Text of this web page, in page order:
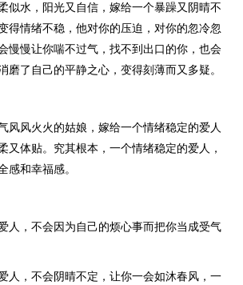
似水，阳光又自信，嫁给一个暴躁又阴晴不
得情绪不稳，他对你的压迫，对你的忽冷忽
慢慢让你喘不过气，找不到出口的你，也会
磨了自己的平静之心，变得刻薄而又多疑。
风风火火的姑娘，嫁给一个情绪稳定的爱人
又体贴。究其根本，一个情绪稳定的爱人，
感和幸福感。
人，不会因为自己的烦心事而把你当成受气
人，不会阴晴不定，让你一会如沐春风，一